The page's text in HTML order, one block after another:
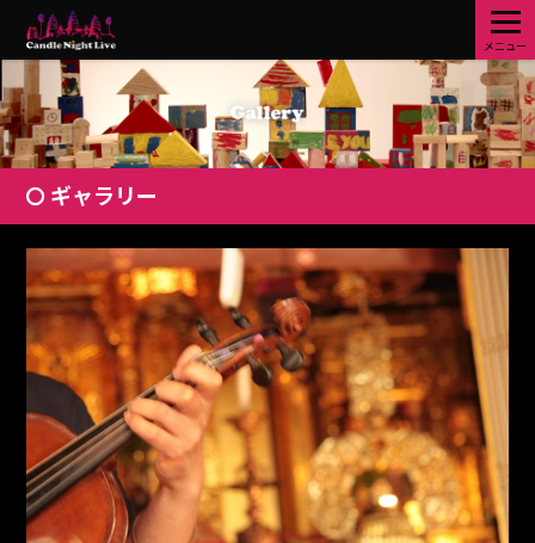
メニュー
ギャラリー